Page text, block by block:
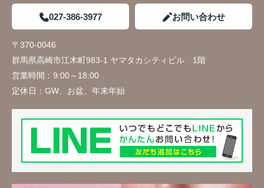
027-386-3977 お問い合わせ
〒370-0046
群馬県高崎市江木町983-1 ヤマタカシティビル 1階
営業時間： 9:00～18:00
定休日： GW、お盆、年末年始